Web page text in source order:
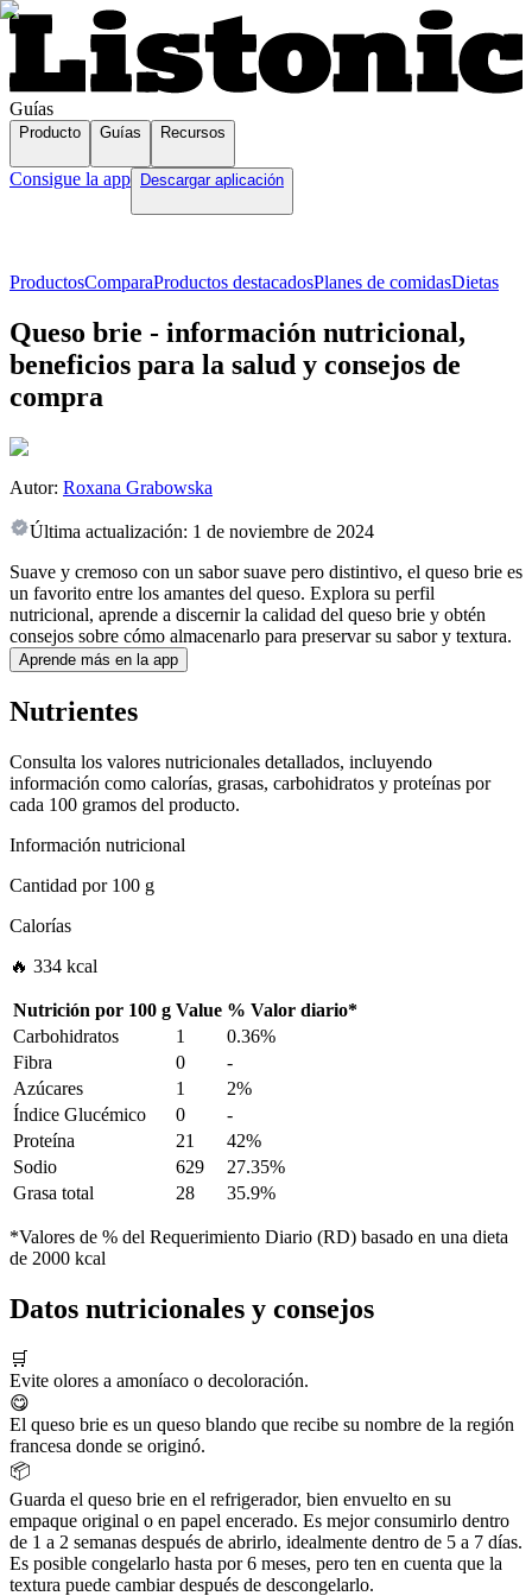
Guías
Producto Guías Recursos
Consigue la app Descargar aplicación
ProductosComparaProductos destacadosPlanes de comidasDietas
Queso brie - información nutricional,
beneficios para la salud y consejos de
compra
Autor: Roxana Grabowska
Última actualización: 1 de noviembre de 2024
Suave y cremoso con un sabor suave pero distintivo, el queso brie es
un favorito entre los amantes del queso. Explora su perfil
nutricional, aprende a discernir la calidad del queso brie y obtén
consejos sobre cómo almacenarlo para preservar su sabor y textura.
Aprende más en la app
Nutrientes
Consulta los valores nutricionales detallados, incluyendo
información como calorías, grasas, carbohidratos y proteínas por
cada 100 gramos del producto.
Información nutricional
Cantidad por100 g
Calorías
🔥 334 kcal
Nutrición por 100 g Value % Valor diario*
Carbohidratos
1
0.36%
Fibra
0
-
Azúcares
1
2%
Índice Glucémico
0
-
Proteína
21
42%
Sodio
629
27.35%
Grasa total
28 35.9%
*Valores de % del Requerimiento Diario (RD) basado en una dieta
de 2000 kcal
Datos nutricionales y consejos
🛒
Evite olores a amoníaco o decoloración.
😋
El queso brie es un queso blando que recibe su nombre de la región
francesa donde se originó.
📦
Guarda el queso brie en el refrigerador, bien envuelto en su
empaque original o en papel encerado. Es mejor consumirlo dentro
de 1 a 2 semanas después de abrirlo, idealmente dentro de 5 a 7 días.
Es posible congelarlo hasta por 6 meses, pero ten en cuenta que la
textura puede cambiar después de descongelarlo.